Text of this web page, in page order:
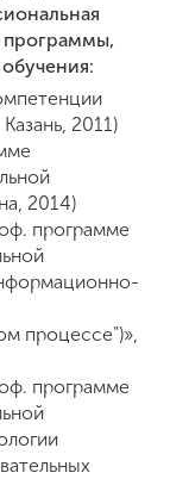
программы,
2011)
2014)
программе
процессе")»,
программе